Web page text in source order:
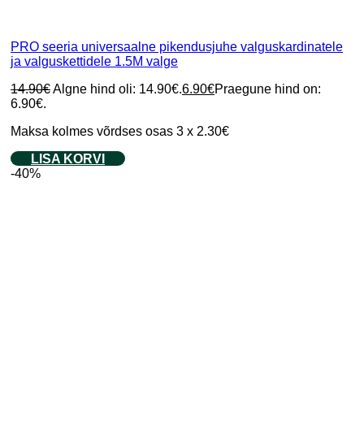
PRO seeria universaalne pikendusjuhe valguskardinatele
ja valguskettidele 1.5M valge
14.90€Algne hind oli: 14.90€.6.90€Praegune hind on:
6.90€.
Maksa kolmes võrdses osas 3 x 2.30€
LISA KORVI
-40%